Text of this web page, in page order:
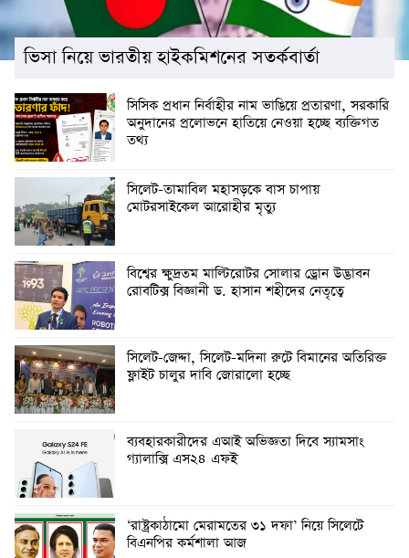
ভিসা নিয়ে ভারতীয় হাইকমিশনের সতর্কবার্তা
সিসিক প্রধান নির্বাহীর নাম ভাঙিয়ে প্রতারণা, সরকারি
অনুদানের প্রলোভনে হাতিয়ে নেওয়া হচ্ছে ব্যক্তিগত
তথ্য
সিলেট-তামাবিল মহাসড়কে বাস চাপায়
মোটরসাইকেল আরোহীর মৃত্যু
বিশ্বের ক্ষুদ্রতম মাল্টিরোটর সোলার ড্রোন উদ্ভাবন
রোবটিক্স বিজ্ঞানী ড. হাসান শহীদের নেতৃত্বে
সিলেট-জেদ্দা, সিলেট-মদিনা রুটে বিমানের অতিরিক্ত
ফ্লাইট চালুর দাবি জোরালো হচ্ছে
ব্যবহারকারীদের এআই অভিজ্ঞতা দিবে স্যামসাং
গ্যালাক্সি এস২৪ এফই
‘রাষ্ট্রকাঠামো মেরামতের ৩১ দফা’ নিয়ে সিলেটে
বিএনপির কর্মশালা আজ